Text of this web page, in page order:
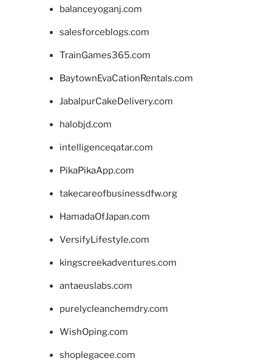
balanceyoganj.com
salesforceblogs.com
TrainGames365.com
BaytownEvaCationRentals.com
JabalpurCakeDelivery.com
halobjd.com
intelligenceqatar.com
PikaPikaApp.com
takecareofbusinessdfw.org
HamadaOfJapan.com
VersifyLifestyle.com
kingscreekadventures.com
antaeuslabs.com
purelycleanchemdry.com
WishOping.com
shoplegacee.com